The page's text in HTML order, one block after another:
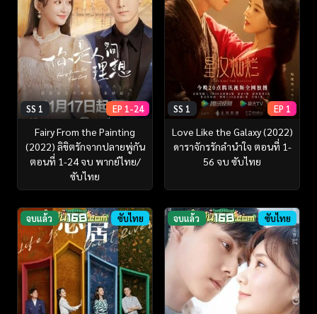
SS 1 EP 1-24
Fairy From the Painting
(2022) ลิขิตรักจากปลายพู่กัน
ตอนที่ 1-24 จบ พากย์ไทย/
ซับไทย
SS 1 EP 1
Love Like the Galaxy (2022)
ดาราจักรรักลำนำใจ ตอนที่ 1-
56 จบ ซับไทย
จบแล้ว ซับไทย จบแล้ว ซับไทย